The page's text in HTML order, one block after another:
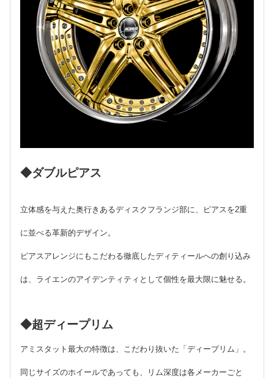
◆ダブルピアス
立体感を与えた奥行きあるディスクフランジ部に、ピアスを2重
に並べる革新的デザイン。
ピアスアレンジにもこだわる徹底したディティールへの創り込み
は、ライエンのアイデンティティとして個性を最大限に魅せる。
◆超ディープリム
アミスタット最大の特徴は、こだわり抜いた「ディープリム」。
同じサイズのホイールであっても、リム深度は各メーカーごと